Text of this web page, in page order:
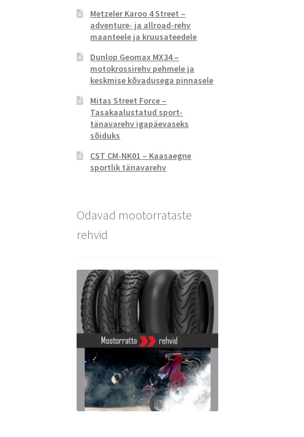
Metzeler Karoo 4 Street –
adventure- ja allroad-rehv
maanteele ja kruusateedele
Dunlop Geomax MX34 –
motokrossirehv pehmele ja
keskmise kõvadusega pinnasele
Mitas Street Force –
Tasakaalustatud sport-
tänavarehv igapäevaseks
sõiduks
CST CM-NK01 – Kaasaegne
sportlik tänavarehv
Odavad mootorrataste
rehvid